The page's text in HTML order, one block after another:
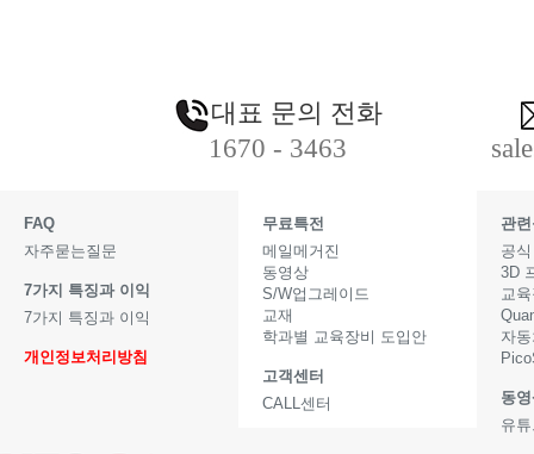
대표 문의 전화
1670 - 3463
FAQ
자주묻는질문
7가지 특징과 이익
7가지 특징과 이익
개인정보처리방침
무료특전
메일메거진
동영상
S/W업그레이드
교재
학과별 교육장비 도입안
고객센터
CALL센터
관
공
3D
교
자
동
유